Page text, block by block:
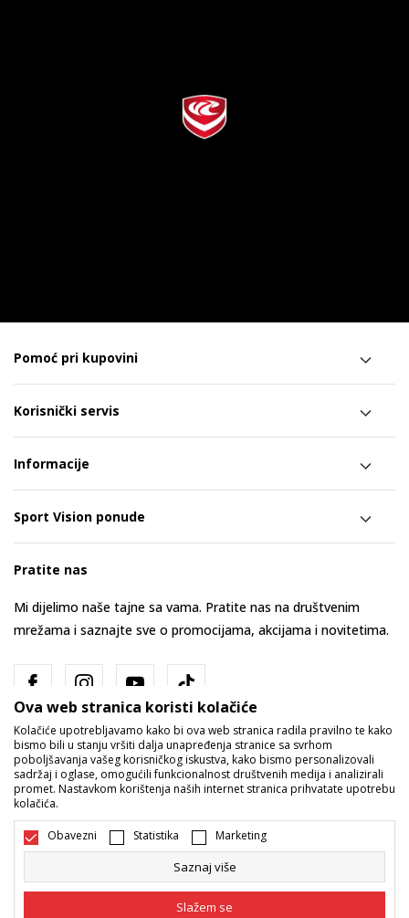
Pomoć pri kupovini
Korisnički servis
Informacije
Sport Vision ponude
Pratite nas
Mi dijelimo naše tajne sa vama. Pratite nas na društvenim
mrežama i saznajte sve o promocijama, akcijama i novitetima.
Bosna i Hercegovina Promijenite
Ova web stranica koristi kolačiće
Kolačiće upotrebljavamo kako bi ova web stranica radila pravilno te kako
bismo bili u stanju vršiti dalja unapređenja stranice sa svrhom
poboljšavanja vašeg korisničkog iskustva, kako bismo personalizovali
sadržaj i oglase, omogućili funkcionalnost društvenih medija i analizirali
promet. Nastavkom korištenja naših internet stranica prihvatate upotrebu
kolačića.
Obavezni Statistika Marketing
Saznaj više
Slažem se